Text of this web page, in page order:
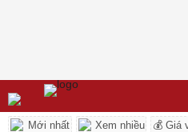
Mới nhất Xem nhiều 💰 Giá